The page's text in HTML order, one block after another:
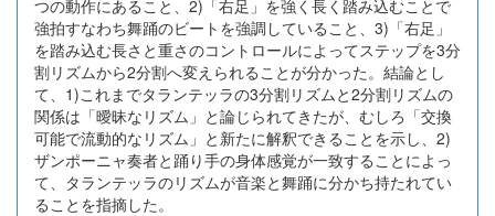
つの動作にあること、2)「右足」を強く長く踏み込むことで
強拍すなわち舞踊のビートを強調していること、3)「右足」
を踏み込む長さと重さのコントロールによってステップを3分
割リズムから2分割へ変えられることが分かった。結論とし
て、1)これまでタランテッラの3分割リズムと2分割リズムの
関係は「曖昧なリズム」と論じられてきたが、むしろ「交換
可能で流動的なリズム」と新たに解釈できることを示し、2)
ザンポーニャ奏者と踊り手の身体感覚が一致することによっ
て、タランテッラのリズムが音楽と舞踊に分かち持たれてい
ることを指摘した。